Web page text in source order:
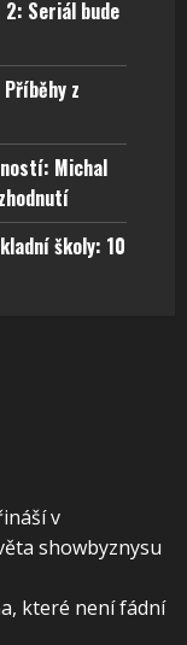
2: Seriál bude
z
Michal
školy: 10
v
showbyznysu
které není fádní